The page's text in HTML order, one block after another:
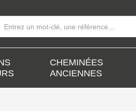
CHEMINÉES
ANCIENNES